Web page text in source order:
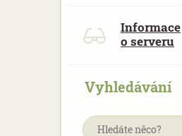
Informace
o serveru
Vyhledávání